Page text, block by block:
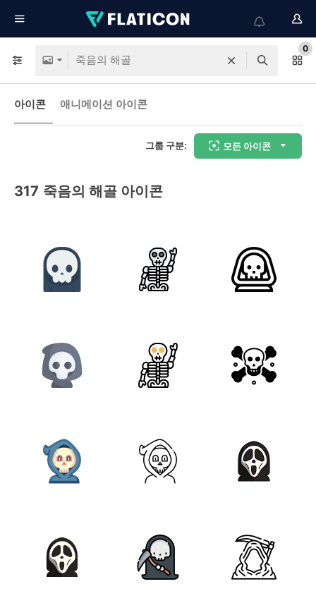
0
아이콘 애니메이션 아이콘
그룹 구분: 모든 아이콘
317 죽음의 해골 아이콘